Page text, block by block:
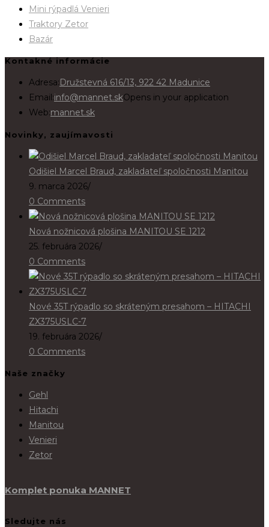
Mini rýpadlá Venieri
Traktory Zetor
Bazár
Kontakné informácie
Adresa:Družstevná 616/13, 922 42 Madunice
Email:info@mannet.skOpens in your application
Web:mannet.sk
Novinky, zaujímavosti
Odišiel Marcel Braud, zakladateľ spoločnosti Manitou
9. marca 2026/
0 Comments
Nová nožnicová plošina MANITOU SE 1212
25. februára 2026/
0 Comments
Nové 35T rýpadlo so skráteným presahom – HITACHI
ZX375USLC-7
19. februára 2026/
0 Comments
Naše značky
Gehl
Hitachi
Manitou
Venieri
Zetor
Komplet ponuka MANNET
Sledujte nás